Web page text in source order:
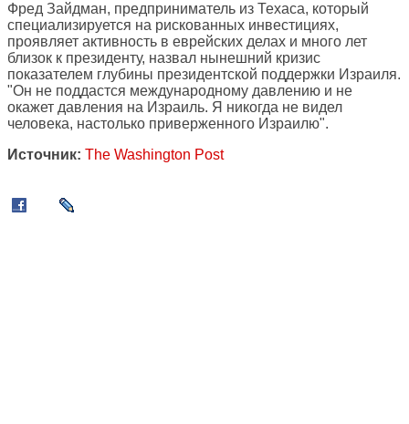
Фред Зайдман, предприниматель из Техаса, который
специализируется на рискованных инвестициях,
проявляет активность в еврейских делах и много лет
близок к президенту, назвал нынешний кризис
показателем глубины президентской поддержки Израиля.
"Он не поддастся международному давлению и не
окажет давления на Израиль. Я никогда не видел
человека, настолько приверженного Израилю".
Источник: The Washington Post